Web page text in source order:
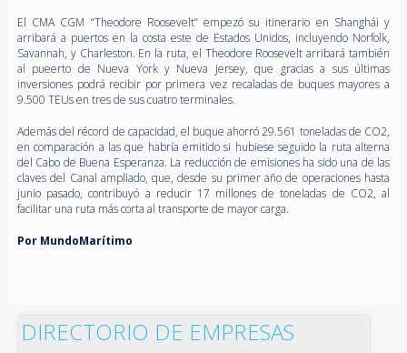
El CMA CGM “Theodore Roosevelt” empezó su itinerario en Shanghái y
arribará a puertos en la costa este de Estados Unidos, incluyendo Norfolk,
Savannah, y Charleston. En la ruta, el Theodore Roosevelt arribará también
al pueerto de Nueva York y Nueva Jersey, que gracias a sus últimas
inversiones podrá recibir por primera vez recaladas de buques mayores a
9.500 TEUs en tres de sus cuatro terminales.
Además del récord de capacidad, el buque ahorró 29.561 toneladas de CO2,
en comparación a las que habría emitido si hubiese seguido la ruta alterna
del Cabo de Buena Esperanza. La reducción de emisiones ha sido una de las
claves del Canal ampliado, que, desde su primer año de operaciones hasta
junio pasado, contribuyó a reducir 17 millones de toneladas de CO2, al
facilitar una ruta más corta al transporte de mayor carga.
Por MundoMarítimo
DIRECTORIO DE EMPRESAS